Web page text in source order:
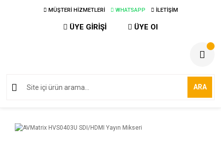
MÜŞTERİ HİZMETLERİ WHATSAPP İLETİŞİM
ÜYE GİRİŞİ ÜYE Ol
ARA